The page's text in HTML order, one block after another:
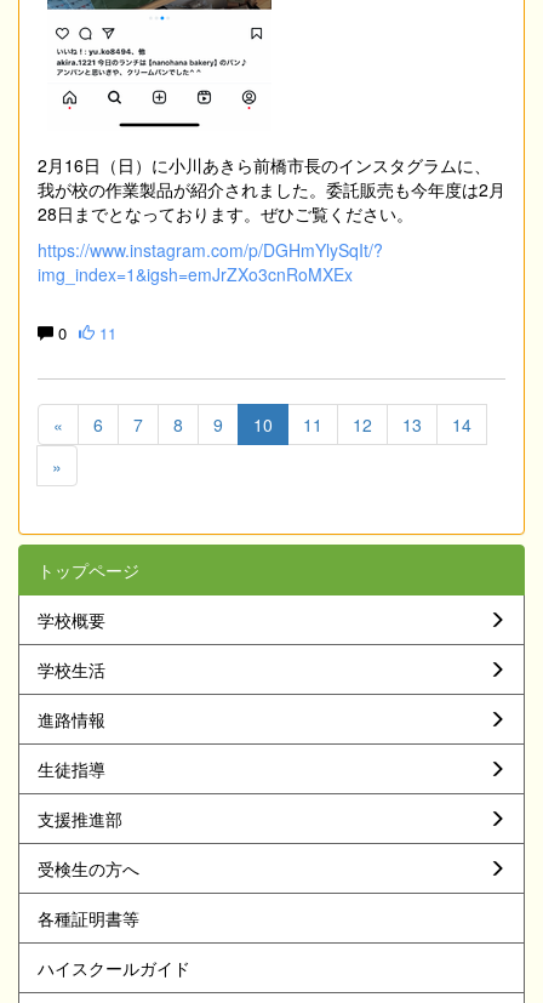
2月16日（日）に小川あきら前橋市長のインスタグラムに、
我が校の作業製品が紹介されました。委託販売も今年度は2月
28日までとなっております。ぜひご覧ください。
https://www.instagram.com/p/DGHmYlySqIt/?
img_index=1&igsh=emJrZXo3cnRoMXEx
0 11
« 6 7 8 9 10 11 12 13
14
»
トップページ
学校概要
学校生活
進路情報
生徒指導
支援推進部
受検生の方へ
各種証明書等
ハイスクールガイド